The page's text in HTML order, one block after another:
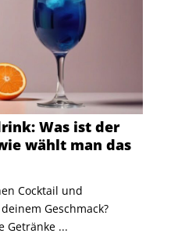
Was ist der
wählt man das
Cocktail und
Geschmack?
Getränke ...